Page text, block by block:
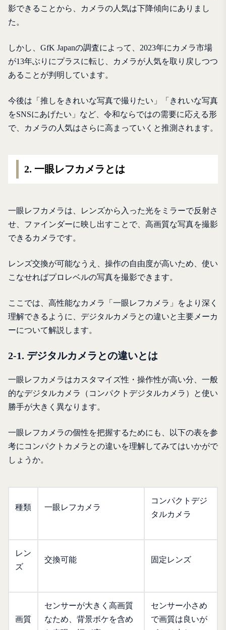
影できることから、カメラの人気は下降傾向にありまし
た。
しかし、GfK Japanの調査によって、2023年にカメラ市場
が13年ぶりにプラスに転じ、カメラが人気を取り戻しつつ
あることが判明しています。
今後は「推しをきれいな写真で撮りたい」「きれいな写真
をSNSにあげたい」など、令和ならではの需要に応える形
で、カメラの人気はさらに高まっていくと推測されます。
2. 一眼レフカメラとは
一眼レフカメラは、レンズから入った光をミラーで反射さ
せ、ファインダーに映し出すことで、高画質な写真を撮影
できるカメラです。
レンズ交換が可能なうえ、操作の自由度が高いため、使い
こなせればプロレベルの写真を撮影できます。
ここでは、高性能なカメラ「一眼レフカメラ」をより深く
理解できるように、デジタルカメラとの違いと主要メーカ
ーについて解説します。
2-1. デジタルカメラとの違いとは
一眼レフカメラはカスタマイズ性・操作性が高い分、一般
的なデジタルカメラ（コンパクトデジタルカメラ）と使い
勝手が大きく異なります。
一眼レフカメラの個性を把握するためにも、以下の表を参
考にコンパクトカメラとの違いを理解してみてはいかがで
しょうか。
種類 一眼レフカメラ
コンパクトデジ
タルカメラ
レン
ズ
交換可能 固定レンズ
画質
センサーが大きく高画質
なため、背景ボケを含め
センサー小さめ
で画質は良いが